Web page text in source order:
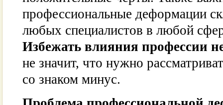
профессиональные деформации
любых специалистов в любой
Избежать влияния профессии
не значит, что нужно
со знаком минус.